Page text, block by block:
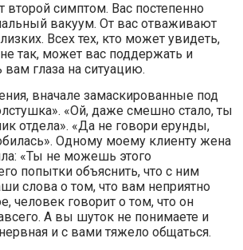
второй симптом. Вас постепенно
вакуум. От вас отваживают
Всех тех, кто может увидеть,
так, может вас поддержать и
вам глаза на ситуацию.
вначале замаскированные под
«Ой, даже смешно стало, ты
отдела». «Да не говори ерунды,
Одному моему клиенту жена
«Ты не можешь этого
попытки объяснить, что с ним
слова о том, что вам неприятно
человек говорит о том, что он
А вы шуток не понимаете и
и с вами тяжело общаться.